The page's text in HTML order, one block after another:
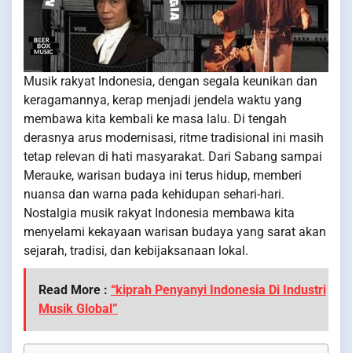
Musik rakyat Indonesia, dengan segala keunikan dan
keragamannya, kerap menjadi jendela waktu yang
membawa kita kembali ke masa lalu. Di tengah
derasnya arus modernisasi, ritme tradisional ini masih
tetap relevan di hati masyarakat. Dari Sabang sampai
Merauke, warisan budaya ini terus hidup, memberi
nuansa dan warna pada kehidupan sehari-hari.
Nostalgia musik rakyat Indonesia membawa kita
menyelami kekayaan warisan budaya yang sarat akan
sejarah, tradisi, dan kebijaksanaan lokal.
Read More : “kiprah Penyanyi Indonesia Di Industri
Musik Global”